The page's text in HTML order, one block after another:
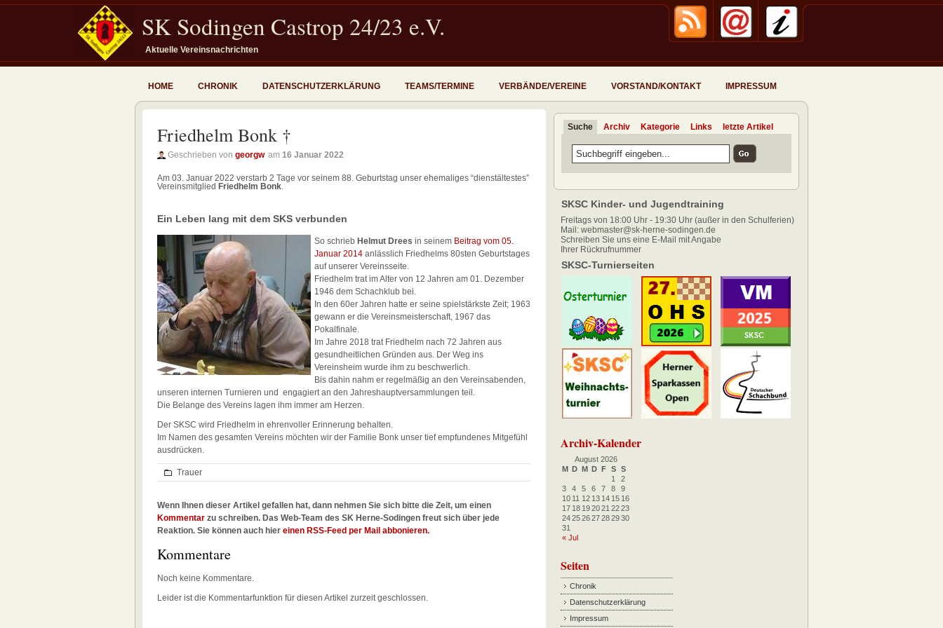
SK Sodingen Castrop 24/23 e.V.
Aktuelle Vereinsnachrichten
HOME CHRONIK DATENSCHUTZERKLÄRUNG TEAMS/TERMINE VERBÄNDE/VEREINE VORSTAND/KONTAKT IMPRESSUM
Friedhelm Bonk †
Geschrieben von georgw am 16 Januar 2022
Am 03. Januar 2022 verstarb 2 Tage vor seinem 88. Geburtstag unser ehemaliges “dienstältestes”
Vereinsmitglied Friedhelm Bonk.
Ein Leben lang mit dem SKS verbunden
So schrieb Helmut Drees in seinem Beitrag vom 05.
Januar 2014 anlässlich Friedhelms 80sten Geburtstages
auf unserer Vereinsseite.
Friedhelm trat im Alter von 12 Jahren am 01. Dezember
1946 dem Schachklub bei.
In den 60er Jahren hatte er seine spielstärkste Zeit; 1963
gewann er die Vereinsmeisterschaft, 1967 das
Pokalfinale.
Im Jahre 2018 trat Friedhelm nach 72 Jahren aus
gesundheitlichen Gründen aus. Der Weg ins
Vereinsheim wurde ihm zu beschwerlich.
Bis dahin nahm er regelmäßig an den Vereinsabenden,
unseren internen Turnieren und engagiert an den Jahreshauptversammlungen teil.
Die Belange des Vereins lagen ihm immer am Herzen.
Der SKSC wird Friedhelm in ehrenvoller Erinnerung behalten.
Im Namen des gesamten Vereins möchten wir der Familie Bonk unser tief empfundenes Mitgefühl
ausdrücken.
Trauer
Wenn Ihnen dieser Artikel gefallen hat, dann nehmen Sie sich bitte die Zeit, um einen
Kommentar zu schreiben. Das Web-Team des SK Herne-Sodingen freut sich über jede
Reaktion. Sie können auch hier einen RSS-Feed per Mail abbonieren.
Kommentare
Noch keine Kommentare.
Leider ist die Kommentarfunktion für diesen Artikel zurzeit geschlossen.
Suche Archiv Kategorie Links letzte Artikel
SKSC Kinder- und Jugendtraining
Freitags von 18:00 Uhr - 19:30 Uhr (außer in den Schulferien)
Mail: webmaster@sk-herne-sodingen.de
Schreiben Sie uns eine E-Mail mit Angabe
Ihrer Rückrufnummer
SKSC-Turnierseiten
Archiv-Kalender
August 2026
M D M D F S S
« Jul
1
2
3
4 5 6 7 8
9
10 11 12 13 14 15 16
17 18 192021 2223
24252627282930
31
Seiten
Chronik
Datenschutzerklärung
Impressum